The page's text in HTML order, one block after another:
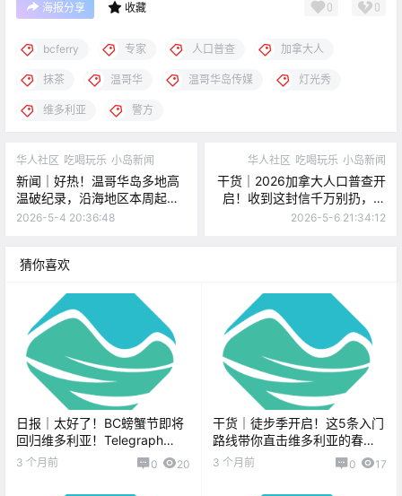
海报分享 收藏 0 0
bcferry 专家 人口普查 加拿大人
抹茶 温哥华 温哥华岛传媒 灯光秀
维多利亚 警方
华人社区 吃喝玩乐 小岛新闻
新闻｜好热！温哥华岛多地高
温破纪录，沿海地区本周起严
禁营火！温哥华超人气brunch
2026-5-4 20:36:48
华人社区 吃喝玩乐 小岛新闻
干货｜2026加拿大人口普查开
启！收到这封信千万别扔，最
高罚款$500！
2026-5-6 21:34:12
猜你喜欢
日报｜太好了！BC螃蟹节即将
回归维多利亚！Telegraph
Cove鲸鱼博物馆7月重开！
3 个月前 0 20
干货｜徒步季开启！这5条入门
路线带你直击维多利亚的春
天！
3 个月前 0 17